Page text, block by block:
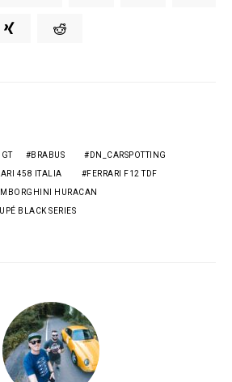
BRABUS DN_CARSPOTTING
458 ITALIA FERRARI F12 TDF
HURACAN
BLACK SERIES